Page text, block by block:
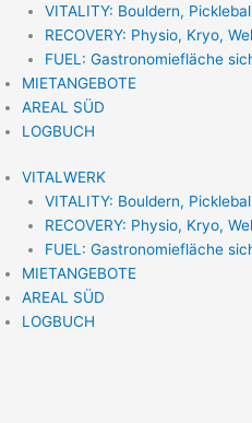
VITALITY: Bouldern,
RECOVERY: Physio, Kryo,
FUEL: Gastronomiefläche
MIETANGEBOTE
AREAL SÜD
LOGBUCH
VITALWERK
VITALITY: Bouldern,
RECOVERY: Physio, Kryo,
FUEL: Gastronomiefläche
MIETANGEBOTE
AREAL SÜD
LOGBUCH